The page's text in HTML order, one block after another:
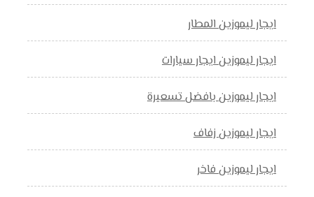
ايجار ليموزين المطار
ايجار ليموزين ايجار سيارات
ايجار ليموزين بافضل تسعيرة
ايجار ليموزين زفاف
ايجار ليموزين فاخر